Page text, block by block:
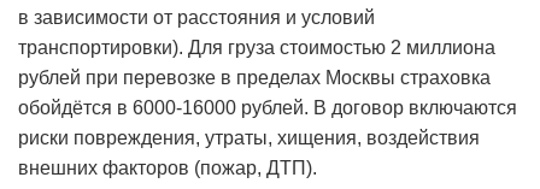
в зависимости от расстояния и условий
транспортировки). Для груза стоимостью 2 миллиона
рублей при перевозке в пределах Москвы страховка
обойдётся в 6000-16000 рублей. В договор включаются
риски повреждения, утраты, хищения, воздействия
внешних факторов (пожар, ДТП).